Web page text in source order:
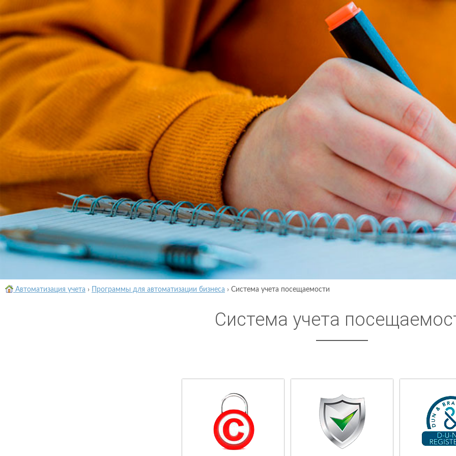
Автоматизация учета › Программы для автоматизации бизнеса › Система учета посещаемости
Система учета